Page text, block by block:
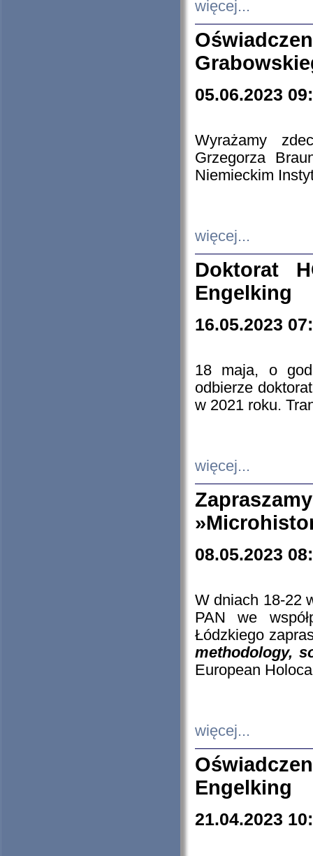
więcej...
05.06.2023
Wyrażamy
Grzegorza
Niemieckim
więcej...
Doktorat
Engelking
16.05.2023
18 maja, o
odbierze
w 2021 roku.
więcej...
08.05.2023
W dniach 18-22
PAN we
Łódzkiego
methodology,
European
więcej...
Engelking
21.04.2023